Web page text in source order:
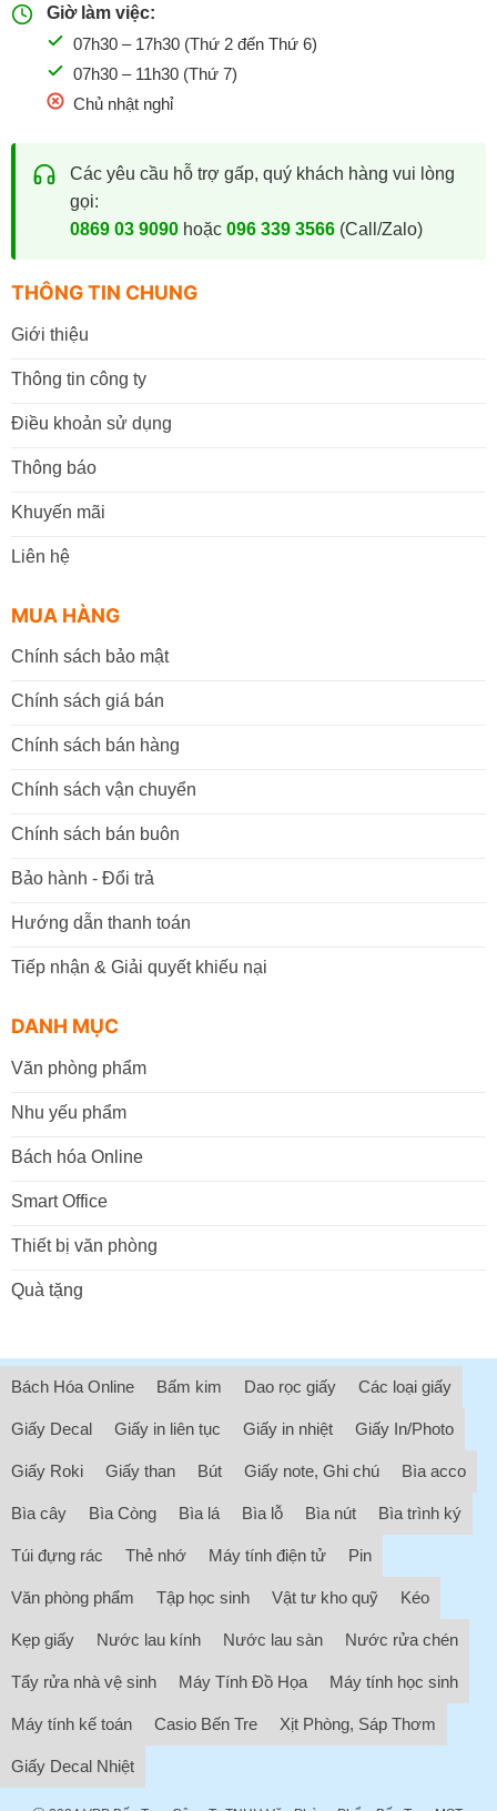
Giờ làm việc:
07h30 – 17h30 (Thứ 2 đến Thứ 6)
07h30 – 11h30 (Thứ 7)
Chủ nhật nghỉ
Các yêu cầu hỗ trợ gấp, quý khách hàng vui lòng
gọi:
0869 03 9090hoặc 096 339 3566(Call/Zalo)
THÔNG TIN CHUNG
Giới thiệu
Thông tin công ty
Điều khoản sử dụng
Thông báo
Khuyến mãi
Liên hệ
MUA HÀNG
Chính sách bảo mật
Chính sách giá bán
Chính sách bán hàng
Chính sách vận chuyển
Chính sách bán buôn
Bảo hành - Đổi trả
Hướng dẫn thanh toán
Tiếp nhận & Giải quyết khiếu nại
DANH MỤC
Văn phòng phẩm
Nhu yếu phẩm
Bách hóa Online
Smart Office
Thiết bị văn phòng
Quà tặng
Bách Hóa Online Bấm kim Dao rọc giấy Các loại giấy
Giấy Decal Giấy in liên tục Giấy in nhiệt Giấy In/Photo
Giấy Roki Giấy than Bút Giấy note, Ghi chú Bìa acco
Bìa cây Bìa Còng Bìa lá Bìa lỗ Bìa nút Bìa trình ký
Túi đựng rác Thẻ nhớ Máy tính điện tử Pin
Văn phòng phẩm Tập học sinh Vật tư kho quỹ Kéo
Kẹp giấy Nước lau kính Nước lau sàn Nước rửa chén
Tẩy rửa nhà vệ sinh Máy Tính Đồ Họa Máy tính học sinh
Máy tính kế toán Casio Bến Tre Xịt Phòng, Sáp Thơm
Giấy Decal Nhiệt